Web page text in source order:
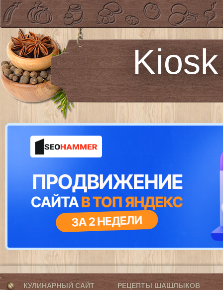
КУЛИНАРНЫЙ САЙТ РЕЦЕПТЫ ШАШЛЫКОВ